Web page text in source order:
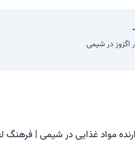
اگزوز در شیمی
مواد غذایی در شیمی |